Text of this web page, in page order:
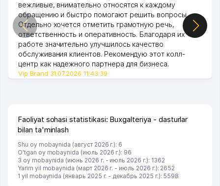
вежливые, внимательно относятся к каждому
обращению и быстро помогают решить вопросы.
Отдельно хочется отметить грамотную речь,
ответственность и оперативность. Благодаря их
работе значительно улучшилось качество
обслуживания клиентов. Рекомендую этот колл-
центр как надежного партнера для бизнеса.
Vip Brand 31.07.2026 11:43:39
Faoliyat sohasi statistikasi: Buxgalteriya - dasturlar
bilan ta'minlash
Shu oy mobaynida (август 2026 г.): 6
O'tgan oy mobaynida (июль 2026 г.): 96
3 oy mobaynida (июнь 2026 г. - июль 2026 г.): 1362
Yarim yil mobaynida (март 2026 г. - июль 2026 г.): 2652
1 yil mobaynida (январь 2025 г. - декабрь 2025 г.): 5598